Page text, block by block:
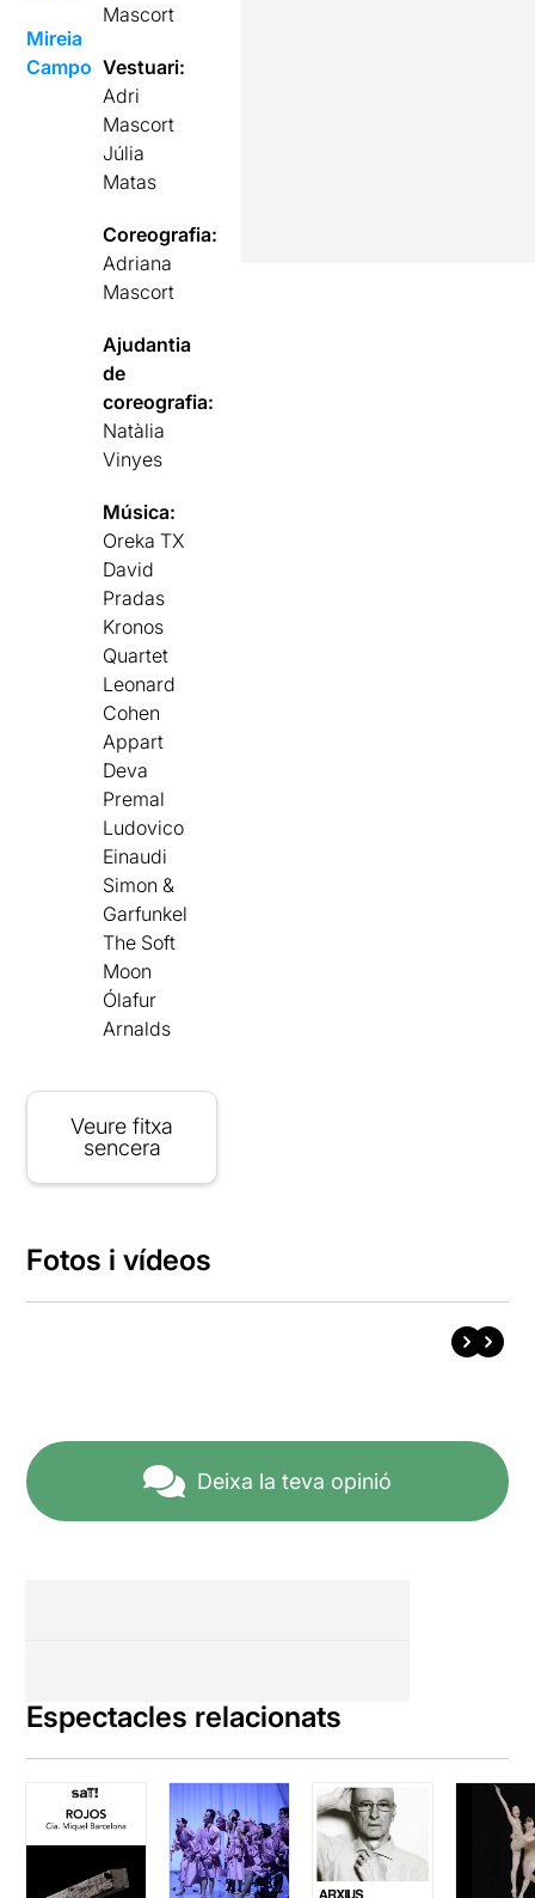
Mireia
Campo
Mascort
Vestuari:
Adri
Mascort
Júlia
Matas
Coreografia:
Adriana
Mascort
Ajudantia
de
coreografia:
Natàlia
Vinyes
Música:
Oreka TX
David
Pradas
Kronos
Quartet
Leonard
Cohen
Appart
Deva
Premal
Ludovico
Einaudi
Simon &
Garfunkel
The Soft
Moon
Ólafur
Arnalds
Veure fitxa
sencera
Fotos i vídeos
Deixa la teva opinió
Espectacles relacionats